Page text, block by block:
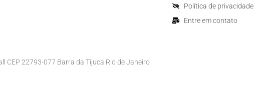
CEP 22793-077 Barra da Tijuca Rio de Janeiro
Política de privacidade
Entre em contato